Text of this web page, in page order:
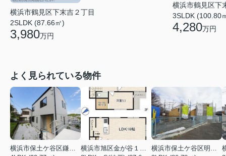
横浜市鶴見区下末吉２丁目
2SLDK (87.66㎡)
3,980万円
横浜市鶴見区下
3SLDK (100.80
4,280万円
よく見られている物件